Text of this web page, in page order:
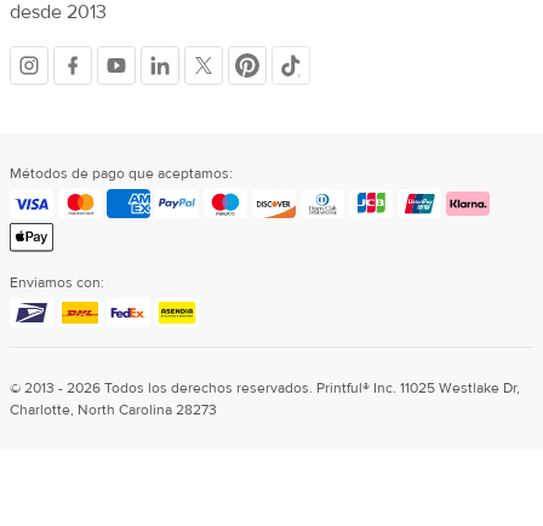
desde 2013
Redes
Métodos de pago que aceptamos:
Enviamos con:
© 2013 - 2026 Todos los derechos reservados. Printful® Inc. 11025 Westlake Dr,
Charlotte, North Carolina 28273